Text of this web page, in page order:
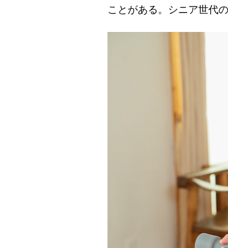
ことがある。シニア世代